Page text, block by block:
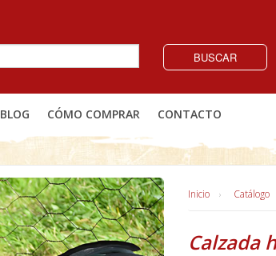
BUSCAR
BLOG CÓMO COMPRAR CONTACTO
Inicio Catálogo
Calzada